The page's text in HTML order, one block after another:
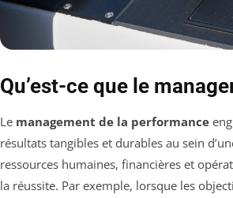
Qu’est-ce que le
Le management de la performance
résultats tangibles et durables au sein
ressources humaines, financières et
la réussite. Par exemple, lorsque les